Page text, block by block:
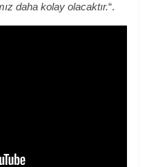
daha kolay olacaktır.“.